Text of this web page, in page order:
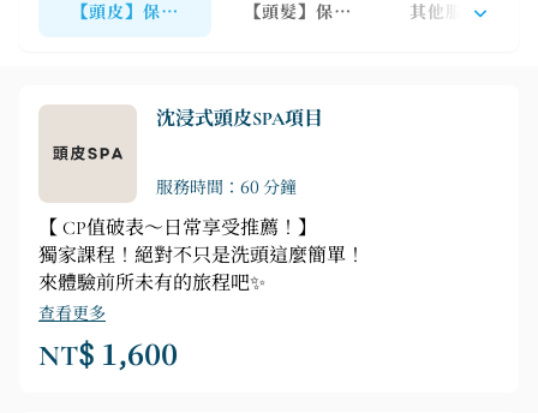
【頭皮】保養服務 【頭髮】保養服務 其他服務
沈浸式頭皮SPA項目
服務時間：60 分鐘
【 CP值破表～日常享受推薦！】
獨家課程！絕對不只是洗頭這麼簡單！
來體驗前所未有的旅程吧✨
查看更多
NT$ 1,600